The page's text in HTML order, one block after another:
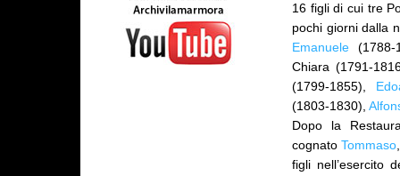
16 figli di cui tre
pochi giorni dalla
Emanuele(1788-
Chiara (1791-
(1799-1855),
(1803-1830),
Dopo la
cognatoTommaso
figli nell’esercito